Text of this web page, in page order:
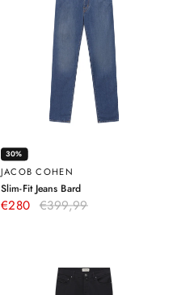
30%
JACOB COHEN
Slim-Fit Jeans Bard–
Blau
€280 €399,99